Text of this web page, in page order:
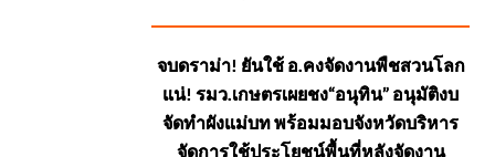
จบดราม่า! ยันใช้ อ.คงจัดงานพืชสวนโลก
แน่! รมว.เกษตรเผยชง“อนุทิน” อนุมัติงบ
จัดทำผังแม่บท พร้อมมอบจังหวัดบริหาร
จัดการใช้ประโยชน์พื้นที่หลังจัดงาน